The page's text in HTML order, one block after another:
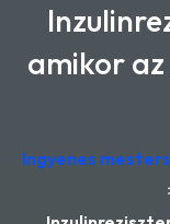
amikor
Ingyenes